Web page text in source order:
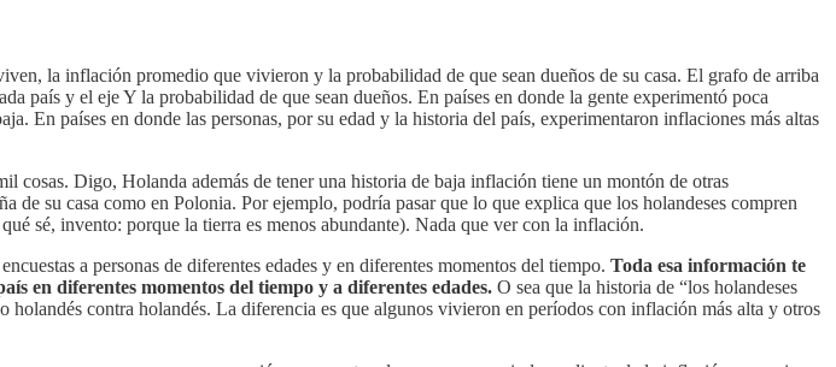
la inflación promedio que vivieron y la probabilidad de que sean dueños de su casa. El grafo de arriba
país y el eje Y la probabilidad de que sean dueños. En países en donde la gente experimentó poca
En países en donde las personas, por su edad y la historia del país, experimentaron inflaciones más altas
cosas. Digo, Holanda además de tener una historia de baja inflación tiene un montón de otras
de su casa como en Polonia. Por ejemplo, podría pasar que lo que explica que los holandeses compren
sé, invento: porque la tierra es menos abundante). Nada que ver con la inflación.
a personas de diferentes edades y en diferentes momentos del tiempo. Toda esa información te
en diferentes momentos del tiempo y a diferentes edades. O sea que la historia de “los holandeses
contra holandés. La diferencia es que algunos vivieron en períodos con inflación más alta y otros